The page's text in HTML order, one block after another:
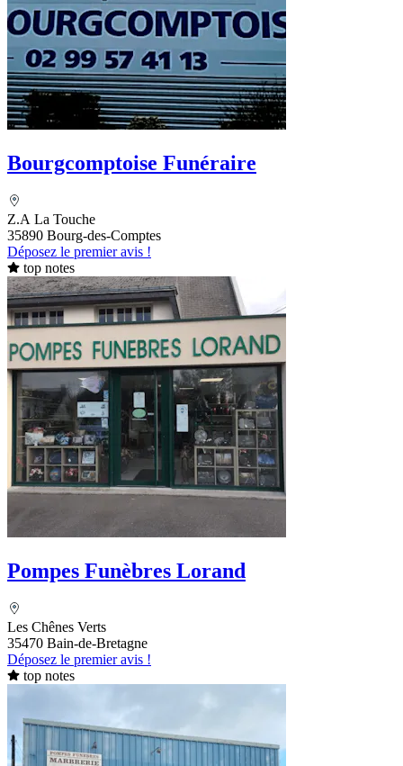
Bourgcomptoise Funéraire
Z.A La Touche
35890 Bourg-des-Comptes
Déposez le premier avis !
top notes
Pompes Funèbres Lorand
Les Chênes Verts
35470 Bain-de-Bretagne
Déposez le premier avis !
top notes